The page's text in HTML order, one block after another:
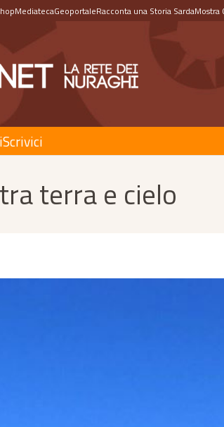
MediatecaGeoportaleRacconta una Storia SardaMostra
Scrivici
terra e cielo